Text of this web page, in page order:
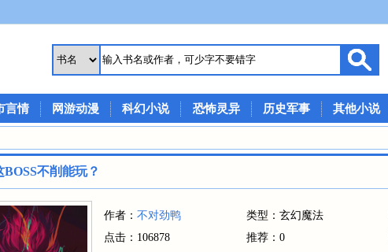
言情 网游动漫 科幻小说 恐怖灵异 历史军事 其他小说
不削能玩？
作者： 不对劲鸭 类型：玄幻魔法
点击：106878
推荐：0